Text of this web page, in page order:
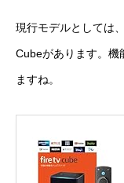
現行モデルとしては
Cubeがあります。機
ますね。